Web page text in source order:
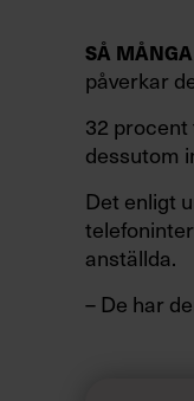
SÅ
påverkar
32
dessutom
Det enligt
anställda.
– De har